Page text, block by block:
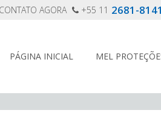
AGORA +55 11 2681-8141
PÁGINA INICIAL MEL